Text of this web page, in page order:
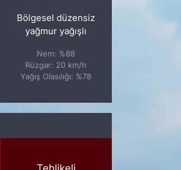
Bölgesel düzensiz
yağmur yağışlı
Nem: %88
Rüzgar: 20 km/h
Yağış Olasılığı: %78